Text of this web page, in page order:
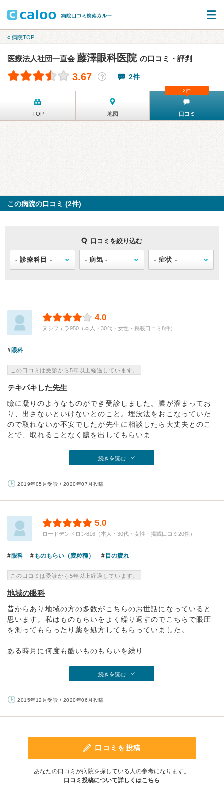
« 病院TOP
医療法人社団一直会 藤澤眼科医院 の口コミ・評判
3.67 ？ 2件
TOP 地図 口コミ
2件
この病院の口コミ (2件)
口コミを絞り込む
4.0
ヌシフェラ950（本人・30代・女性・掲載口コミ8件）
眼科
この口コミは受診から5年以上経過しています。
テキパキした先生
瞼に凝りのようなものができ受診しました。膿が溜まってお
り、出さないといけないとのこと。埋没法をおこなっていた
ので取れないか不安でしたが先生に相談したら大丈夫とのこ
とで、取れることなく膿を出してもらいま...
続きを読む
2019年05月受診 / 2020年07月投稿
5.0
ロードデンドロン816（本人・30代・女性・掲載口コミ20件）
眼科 ものもらい（麦粒種） 目の疲れ
この口コミは受診から5年以上経過しています。
地域の眼科
昔からあり地域の方の多数がこちらのお世話になっていると
思います。私はものもらいをよく繰り返すのでこちらで眼圧
を測ってもらったり薬を処方してもらっていました。
ある時月に何度も酷いものもらいを繰り...
続きを読む
2015年12月受診 / 2020年06月投稿
口コミを投稿
あなたの口コミが病院を探している人の参考になります。
口コミ投稿について詳しくはこちら